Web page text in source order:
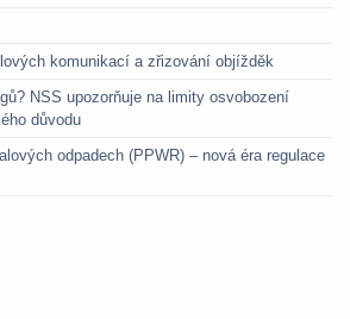
komunikací a zřizování objížděk
NSS upozorňuje na limity osvobození
důvodu
odpadech (PPWR) – nová éra regulace